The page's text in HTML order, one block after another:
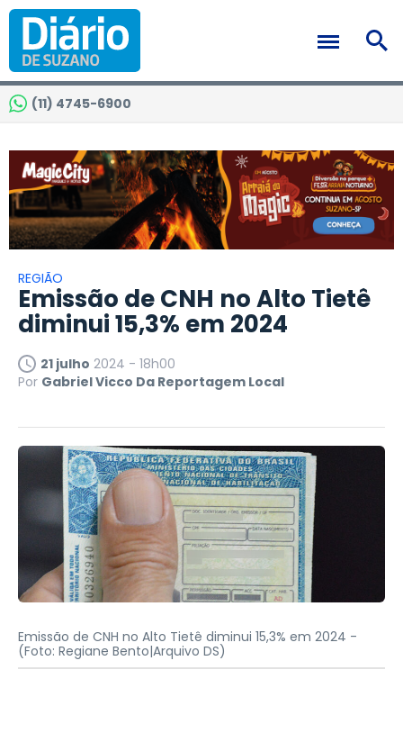
(11) 4745-6900
REGIÃO
Emissão de CNH no Alto Tietê
diminui 15,3% em 2024
21 julho 2024 - 18h00
Por Gabriel Vicco Da Reportagem Local
Emissão de CNH no Alto Tietê diminui 15,3% em 2024 -
(Foto: Regiane Bento|Arquivo DS)